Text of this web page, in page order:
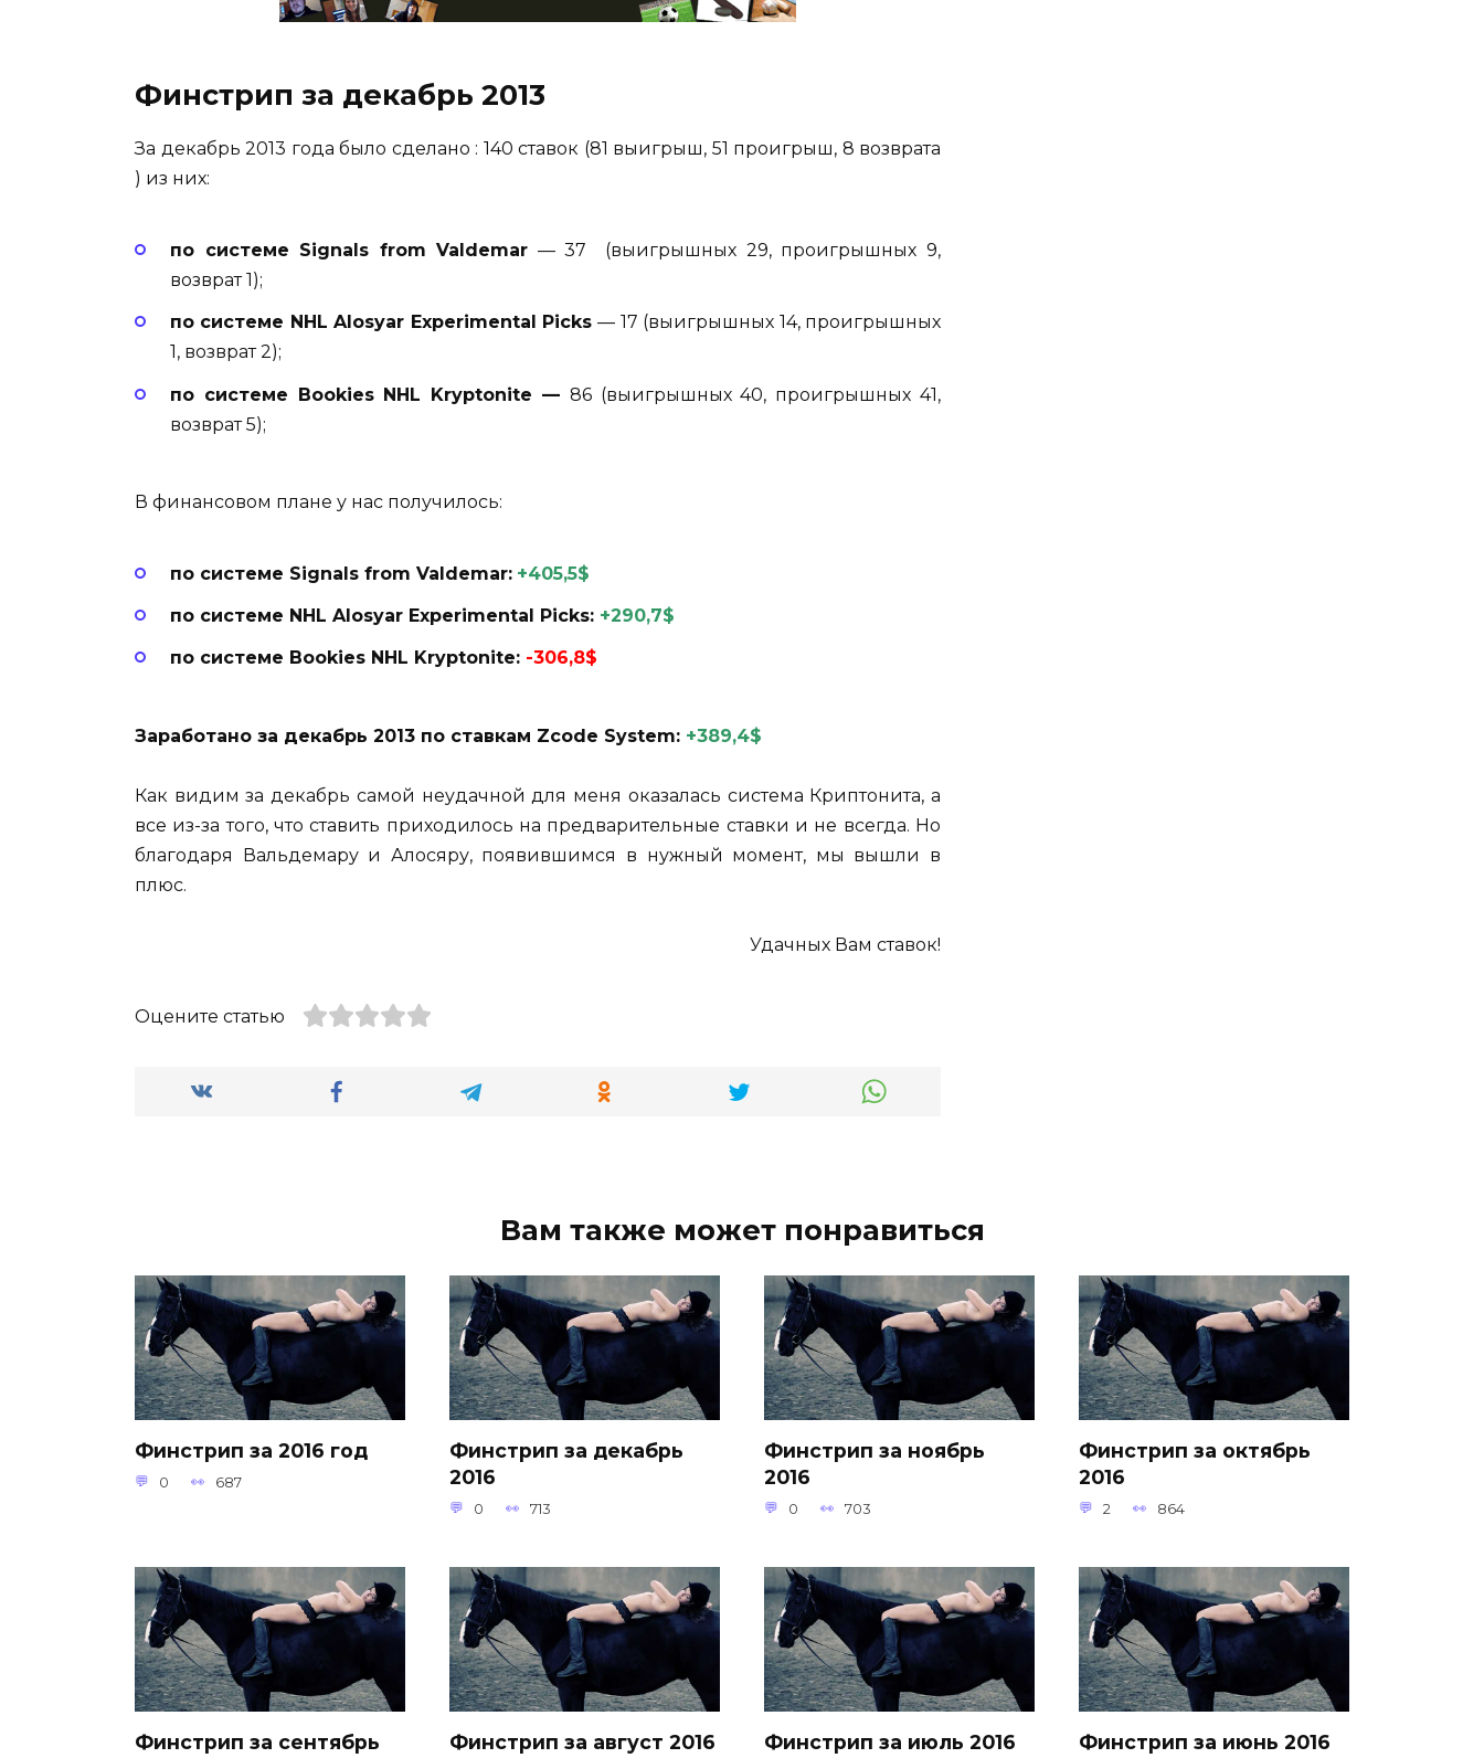
Финстрип за декабрь 2013
За декабрь 2013 года было сделано : 140 ставок (81 выигрыш, 51 проигрыш, 8 возврата
) из них:
по системе Signals from Valdemar — 37 (выигрышных 29, проигрышных 9,
возврат 1);
по системе NHL Alosyar Experimental Picks — 17 (выигрышных 14, проигрышных
1, возврат 2);
по системе Bookies NHL Kryptonite — 86 (выигрышных 40, проигрышных 41,
возврат 5);
В финансовом плане у нас получилось:
по системе Signals from Valdemar: +405,5$
по системе NHL Alosyar Experimental Picks: +290,7$
по системе Bookies NHL Kryptonite: -306,8$
Заработано за декабрь 2013 по ставкам Zcode System: +389,4$
Как видим за декабрь самой неудачной для меня оказалась система Криптонита, а
все из-за того, что ставить приходилось на предварительные ставки и не всегда. Но
благодаря Вальдемару и Алосяру, появившимся в нужный момент, мы вышли в
плюс.
Удачных Вам ставок!
Оцените статью
Вам также может понравиться
Финстрип за 2016 год
0 687
Финстрип за декабрь
2016
0 713
Финстрип за ноябрь
2016
0 703
Финстрип за октябрь
2016
2 864
Финстрип за сентябрь
Финстрип за август 2016 Финстрип за июль 2016 Финстрип за июнь 2016